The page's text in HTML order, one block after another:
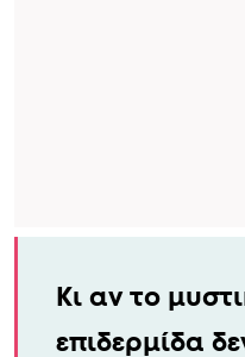
Κι αν το
επιδερμίδα